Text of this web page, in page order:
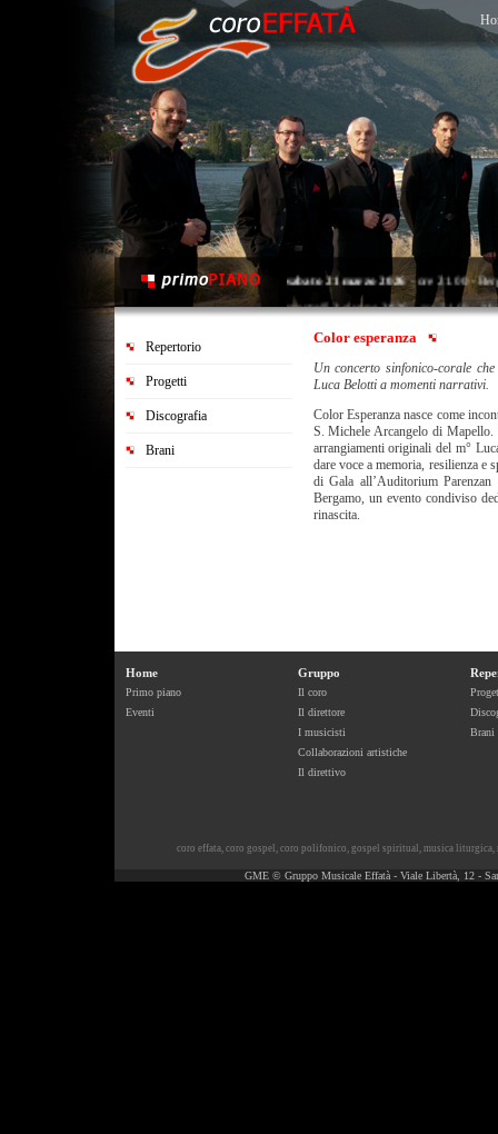
sabato 21 marzo 2026- ore 21.00 -
martedì 2 giugno 2026- ore 21.00 -
Repertorio
Progetti
Discografia
Brani
Color esperanza
Un concerto sinfonico-corale
Luca Belotti a momenti narrativi.
Color Esperanza nasce come
S. Michele Arcangelo di Mapello.
arrangiamenti originali del m°
dare voce a memoria, resilienza e
di Gala all’Auditorium
Bergamo, un evento condiviso
rinascita.
Home
Primo piano
Eventi
Gruppo
Il coro
Il direttore
I musicisti
Collaborazioni artistiche
Il direttivo
Brani
coro effata, coro gospel , coro polifonico, gospel spiritual , musica liturgica,
GME © Gruppo Musicale Effatà - Viale Libertà, 12 -